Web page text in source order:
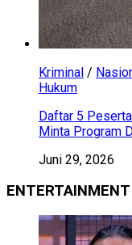
Kriminal /
Hukum
Daftar 5
Minta Program
Juni 29, 2026
ENTERTAINMENT